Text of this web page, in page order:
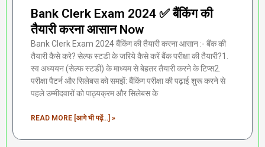
Bank Clerk Exam 2024 ✅ बैंकिंग की
तैयारी करना आसान Now
Bank Clerk Exam 2024 बैंकिंग की तैयारी करना आसान :- बैंक की
तैयारी कैसे करे? सेल्फ स्टडी के जरिये कैसे करें बैंक परीक्षा की तैयारी?1.
स्व अध्ययन (सेल्फ स्टडी) के माध्यम से बेहतर तैयारी करने के टिप्स2.
परीक्षा पैटर्न और सिलेबस को समझें: बैंकिंग परीक्षा की पढ़ाई शुरू करने से
पहले उम्मीदवारों को पाठ्यक्रम और सिलेबस के
READ MORE [आगे भी पढ़ें...] »